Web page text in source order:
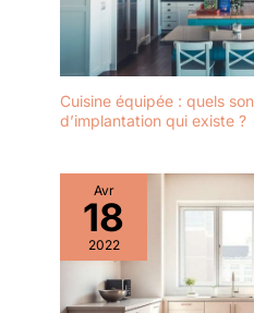
Cuisine équipée : quels
d’implantation qui existe ?
Avr
18
2022